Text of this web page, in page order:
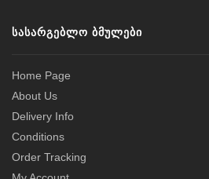
ᲡᲐᲡᲐᲠᲒᲔᲑᲚᲝ ᲑᲛᲣᲚᲔᲑᲘ
Home Page
About Us
Delivery Info
Conditions
Order Tracking